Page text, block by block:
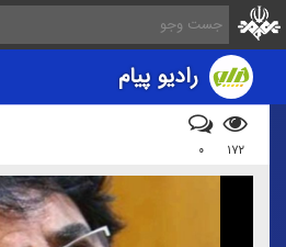
رادیو پیام
۱۷۲ ۰